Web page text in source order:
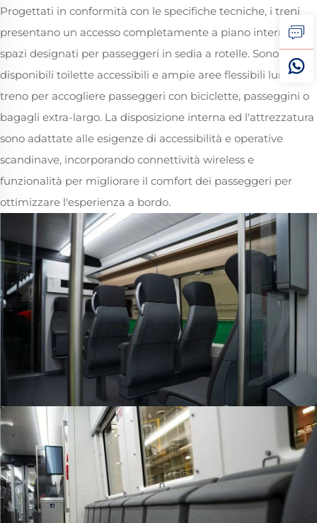
Progettati in conformità con le specifiche tecniche, i treni
presentano un accesso completamente a piano interrotto e
spazi designati per passeggeri in sedia a rotelle. Sono
disponibili toilette accessibili e ampie aree flessibili lungo il
treno per accogliere passeggeri con biciclette, passeggini o
bagagli extra-largo. La disposizione interna ed l'attrezzatura
sono adattate alle esigenze di accessibilità e operative
scandinave, incorporando connettività wireless e
funzionalità per migliorare il comfort dei passeggeri per
ottimizzare l'esperienza a bordo.